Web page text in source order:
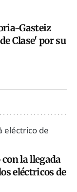
Gasteiz
Clase' por su
la llegada
eléctricos de